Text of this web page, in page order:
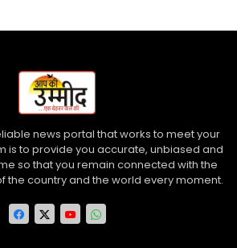
news portal that works to meet your
is to provide you accurate, unbiased and
so that you remain connected with the
the country and the world every moment.